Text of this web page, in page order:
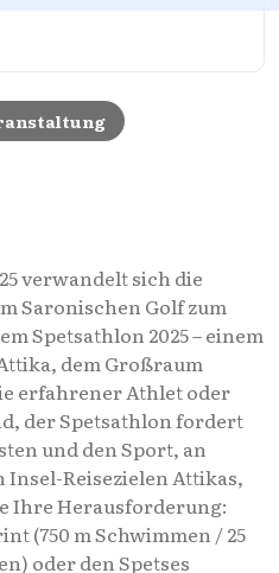
verwandelt sich die
Saronischen Golf zum
Spetsathlon 2025 – einem
dem Großraum
erfahrener Athlet oder
der Spetsathlon fordert
und den Sport, an
Reisezielen Attikas,
Ihre Herausforderung:
(750 m Schwimmen / 25
oder den Spetses